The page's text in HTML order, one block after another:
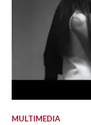
MULTIMEDIA